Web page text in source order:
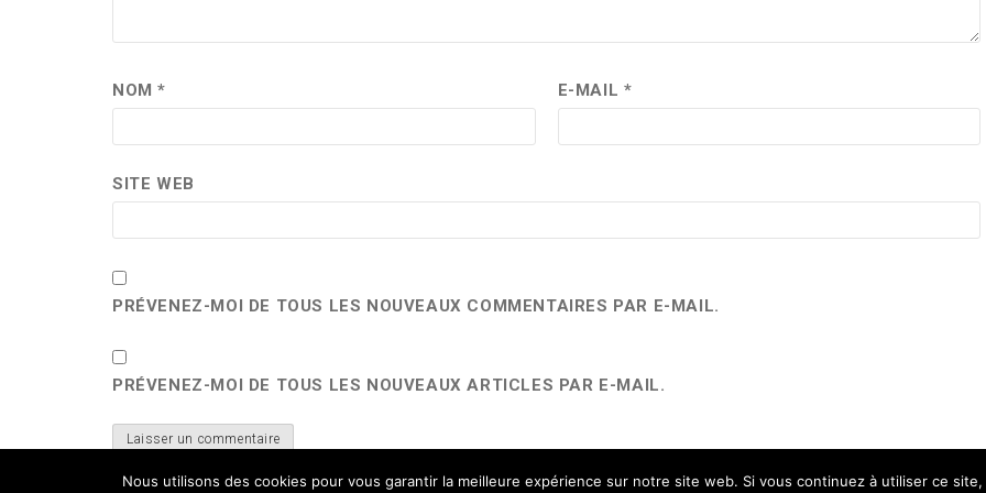
NOM* E-MAIL *
SITE WEB
PRÉVENEZ-MOI DE TOUS LES NOUVEAUX COMMENTAIRES PAR E-MAIL.
PRÉVENEZ-MOI DE TOUS LES NOUVEAUX ARTICLES PAR E-MAIL.
Nous utilisons des cookies pour vous garantir la meilleure expérience sur notre site web. Si vous continuez à utiliser ce